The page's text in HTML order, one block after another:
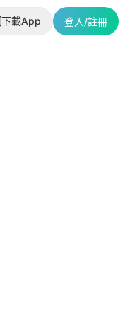
下載App 登入/註冊